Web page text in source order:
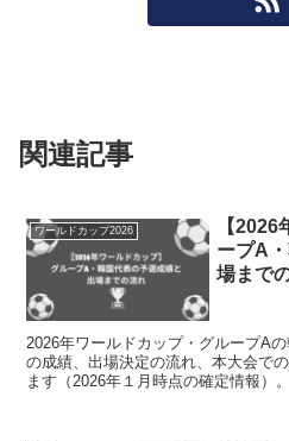
関連記事
ワールドカップ2026
【
ープA
場まで
2026年ワールドカップ・グループA
の成績、出場決定の流れ、本大会で
ます（2026年１月時点の確定情報）。